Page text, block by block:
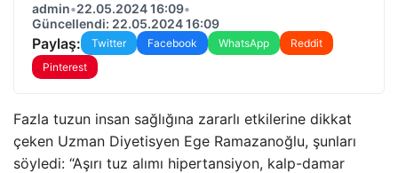
admin•22.05.2024 16:09•
Güncellendi: 22.05.2024 16:09
Paylaş: Twitter Facebook WhatsApp
Reddit
Pinterest
Fazla tuzun insan sağlığına zararlı etkilerine dikkat
çeken Uzman Diyetisyen Ege Ramazanoğlu, şunları
söyledi: “Aşırı tuz alımı hipertansiyon, kalp-damar